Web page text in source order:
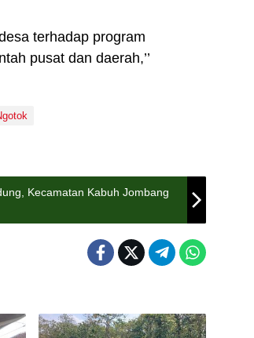
terhadap program
pusat dan daerah,’’
Kecamatan Kabuh Jombang